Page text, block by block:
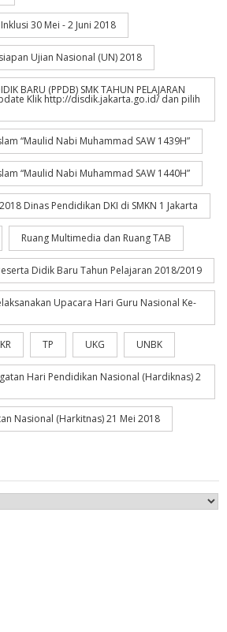
30 Mei - 2 Juni 2018
Ujian Nasional (UN) 2018
BARU (PPDB) SMK TAHUN PELAJARAN
Klik http://disdik.jakarta.go.id/ dan pilih
“Maulid Nabi Muhammad SAW 1439H”
“Maulid Nabi Muhammad SAW 1440H”
Dinas Pendidikan DKI di SMKN 1 Jakarta
Ruang Multimedia dan Ruang TAB
Didik Baru Tahun Pelajaran 2018/2019
Upacara Hari Guru Nasional Ke-
TP UKG UNBK
Hari Pendidikan Nasional (Hardiknas) 2
Nasional (Harkitnas) 21 Mei 2018